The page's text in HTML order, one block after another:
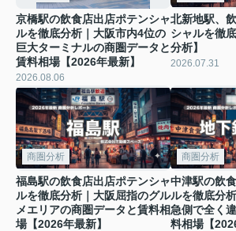
京橋駅の飲食店出店ポテンシャ
ルを徹底分析｜大阪市内4位の
巨大ターミナルの商圏データと
賃料相場【2026年最新】
2026.08.06
北新地駅、
シャルを徹
分析】
2026.07.31
商圏分析
福島駅の飲食店出店ポテンシャ
ルを徹底分析｜大阪屈指のグル
メエリアの商圏データと賃料相
場【2026年最新】
商圏分析
中津駅の飲
ルを徹底分
急側で全く
料相場【